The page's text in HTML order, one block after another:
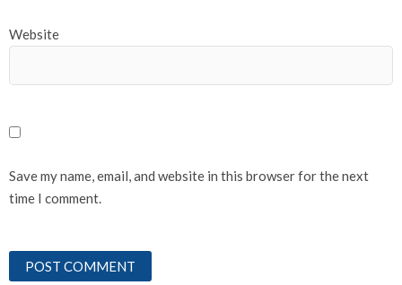
Website
Save my name, email, and website in this browser for the next
time I comment.